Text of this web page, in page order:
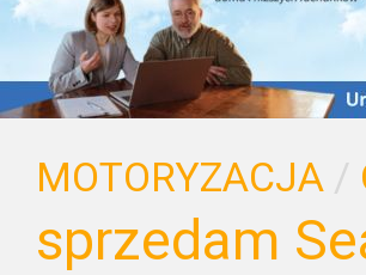
MOTORYZACJA /
sprzedam